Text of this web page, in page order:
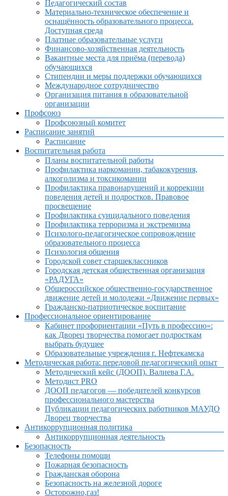
Педагогический состав
Материально-техническое обеспечение и
оснащённость образовательного процесса.
Доступная среда
Платные образовательные услуги
Финансово-хозяйственная деятельность
Вакантные места для приёма (перевода)
обучающихся
Стипендии и меры поддержки обучающихся
Международное сотрудничество
Организация питания в образовательной
организации
Профсоюз
Профсоюзный комитет
Расписание занятий
Расписание
Воспитательная работа
Планы воспитательной работы
Профилактика наркомании, табакокурения,
алкоголизма и токсикомании
Профилактика правонарушений и коррекции
поведения детей и подростков. Правовое
просвещение
Профилактика суицидального поведения
Профилактика терроризма и экстремизма
Психолого-педагогическое сопровождение
образовательного процесса
Психология общения
Городской совет старшеклассников
Городская детская общественная организация
«РАДУГА»
Общероссийское общественно-государственное
движение детей и молодежи «Движение первых»
Гражданско-патриотическое воспитание
Профессиональное ориентирование
Кабинет профориентации «Путь в профессию»:
как Дворец творчества помогает подросткам
выбрать будущее
Образовательные учреждения г. Нефтекамска
Методическая работа: передовой педагогический опыт
Методический кейс (ДООП). Валиева Г.А.
Методист PRO
ДООП педагогов — победителей конкурсов
профессионального мастерства
Публикации педагогических работников МАУДО
Дворец творчества
Антикоррупционная политика
Антикоррупционная деятельность
Безопасность
Телефоны помощи
Пожарная безопасность
Гражданская оборона
Безопасность на железной дороге
Осторожно,газ!